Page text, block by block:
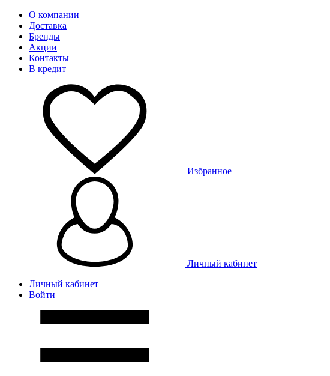
О компании
Доставка
Бренды
Акции
Контакты
В кредит
Избранное
Личный кабинет
Личный кабинет
Войти